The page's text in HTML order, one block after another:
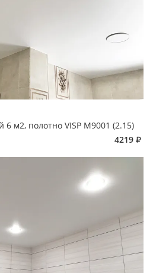
м2, полотно VISP M9001 (2.15)
4219